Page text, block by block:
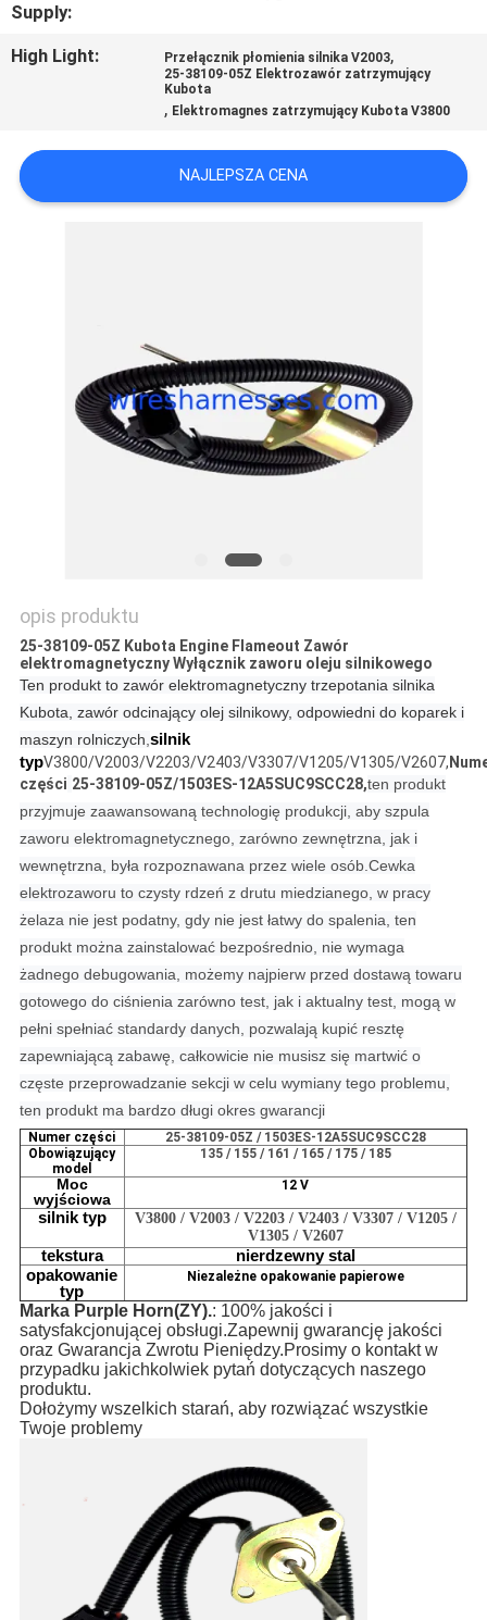
BLOG
PRIVACY
POLICY
Supply:
High Light: Przełącznik płomienia silnika V2003,
25-38109-05Z Elektrozawór zatrzymujący
Kubota
, Elektromagnes zatrzymujący Kubota V3800
NAJLEPSZA CENA
opis produktu
25-38109-05Z Kubota Engine Flameout Zawór
elektromagnetyczny Wyłącznik zaworu oleju silnikowego
Ten produkt to zawór elektromagnetyczny trzepotania silnika
Kubota, zawór odcinający olej silnikowy, odpowiedni do koparek i
maszyn rolniczych,silnik
typV3800/V2003/V2203/V2403/V3307/V1205/V1305/V2607,
części 25-38109-05Z/1503ES-12A5SUC9SCC28,ten produkt
przyjmuje zaawansowaną technologię produkcji, aby szpula
zaworu elektromagnetycznego, zarówno zewnętrzna, jak i
wewnętrzna, była rozpoznawana przez wiele osób.Cewka
elektrozaworu to czysty rdzeń z drutu miedzianego, w pracy
żelaza nie jest podatny, gdy nie jest łatwy do spalenia, ten
produkt można zainstalować bezpośrednio, nie wymaga
żadnego debugowania, możemy najpierw przed dostawą towaru
gotowego do ciśnienia zarówno test, jak i aktualny test, mogą w
pełni spełniać standardy danych, pozwalają kupić resztę
zapewniającą zabawę, całkowicie nie musisz się martwić o
częste przeprowadzanie sekcji w celu wymiany tego problemu,
ten produkt ma bardzo długi okres gwarancji
Numer części
25-38109-05Z / 1503ES-12A5SUC9SCC28
Obowiązujący
model
135 / 155 / 161 / 165 / 175 / 185
Moc
wyjściowa
12 V
silnik typ
V3800 / V2003 / V2203 / V2403 / V3307 / V1205 /
V1305 / V2607
tekstura nierdzewny stal
opakowanie
typ
Niezależne opakowanie papierowe
Marka Purple Horn(ZY).: 100% jakości i
satysfakcjonującej obsługi.Zapewnij gwarancję jakości
oraz Gwarancja Zwrotu Pieniędzy.Prosimy o kontakt w
przypadku jakichkolwiek pytań dotyczących naszego
produktu.
Dołożymy wszelkich starań, aby rozwiązać wszystkie
Twoje problemy